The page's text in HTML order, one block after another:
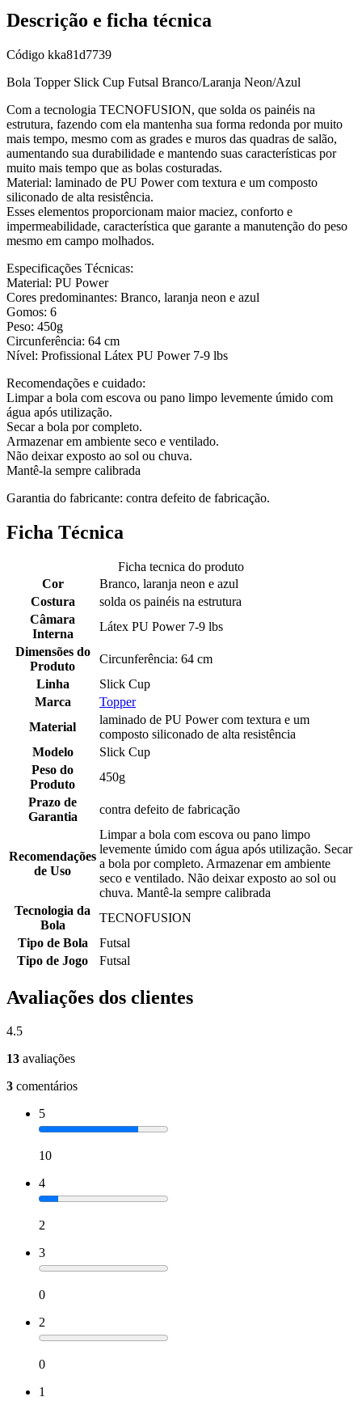
Descrição e ficha técnica
Código kka81d7739
Bola Topper Slick Cup Futsal Branco/Laranja Neon/Azul
Com a tecnologia TECNOFUSION, que solda os painéis na
estrutura, fazendo com ela mantenha sua forma redonda por muito
mais tempo, mesmo com as grades e muros das quadras de salão,
aumentando sua durabilidade e mantendo suas características por
muito mais tempo que as bolas costuradas.
Material: laminado de PU Power com textura e um composto
siliconado de alta resistência.
Esses elementos proporcionam maior maciez, conforto e
impermeabilidade, característica que garante a manutenção do peso
mesmo em campo molhados.
Especificações Técnicas:
Material: PU Power
Cores predominantes: Branco, laranja neon e azul
Gomos: 6
Peso: 450g
Circunferência: 64 cm
Nível: Profissional Látex PU Power 7-9 lbs
Recomendações e cuidado:
Limpar a bola com escova ou pano limpo levemente úmido com
água após utilização.
Secar a bola por completo.
Armazenar em ambiente seco e ventilado.
Não deixar exposto ao sol ou chuva.
Mantê-la sempre calibrada
Garantia do fabricante: contra defeito de fabricação.
Ficha Técnica
Ficha tecnica do produto
Cor
Branco, laranja neon e azul
Costura
solda os painéis na estrutura
Câmara
Interna
Látex PU Power 7-9 lbs
Dimensões do
Produto
Circunferência: 64 cm
Linha
Slick Cup
Marca
Topper
Material
laminado de PU Power com textura e um
composto siliconado de alta resistência
Modelo
Slick Cup
Peso do
Produto
450g
Prazo de
Garantia
contra defeito de fabricação
Recomendações
de Uso
Limpar a bola com escova ou pano limpo
levemente úmido com água após utilização. Secar
a bola por completo. Armazenar em ambiente
seco e ventilado. Não deixar exposto ao sol ou
chuva. Mantê-la sempre calibrada
Tecnologia da
Bola
TECNOFUSION
Tipo de Bola
Futsal
Tipo de Jogo
Futsal
Avaliações dos clientes
4.5
13 avaliações
3 comentários
5
10
4
2
3
0
2
0
1